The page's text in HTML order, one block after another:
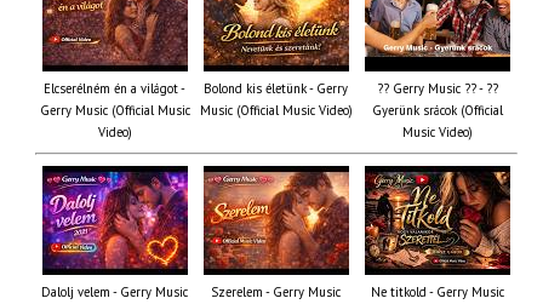
Elcserélném én a világot -
Gerry Music (Official Music
Video)
Bolond kis életünk - Gerry
Music (Official Music Video)
?? Gerry Music ?? - ??
Gyerünk srácok (Official
Music Video)
Dalolj velem - Gerry Music
Szerelem - Gerry Music
Ne titkold - Gerry Music